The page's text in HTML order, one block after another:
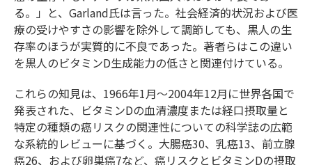
る。」と、Garland氏は言った。社会経済的状況および医
療の受けやすさの影響を除外して調節しても、黒人の生
存率のほうが実質的に不良であった。著者らはこの違い
を黒人のビタミンD生成能力の低さと関連付けている。
これらの知見は、1966年1月～2004年12月に世界各国で
発表された、ビタミンDの血清濃度または経口摂取量と
特定の種類の癌リスクの関連性についての科学誌の広範
な系統的レビューに基づく。大腸癌30、乳癌13、前立腺
癌26、および卵巣癌7など、癌リスクとビタミンDの摂取